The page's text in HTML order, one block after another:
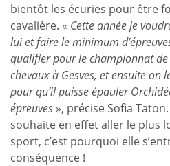
bientôt les écuries pour être
cavalière. « Cette année je
lui et faire le minimum
qualifier pour le championnat de
chevaux à Gesves, et ensuite on
pour qu’il puisse épauler
épreuves », précise Sofia
souhaite en effet aller le plus
sport, c’est pourquoi elle
conséquence !